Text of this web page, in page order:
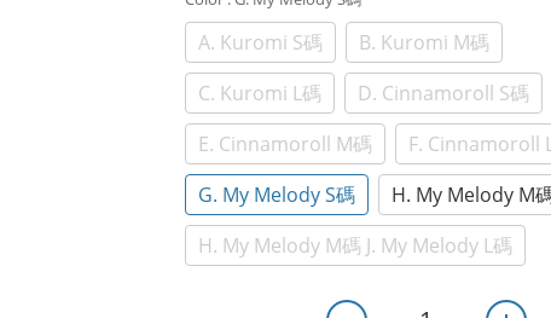
A. Kuromi S碼
B. Kuromi M碼
C. Kuromi L碼
D. Cinnamoroll S碼
E. Cinnamoroll M碼
F. Cinnamoroll
G. My Melody S碼
H. My Melody M
H. My Melody M碼 J. My Melody L碼